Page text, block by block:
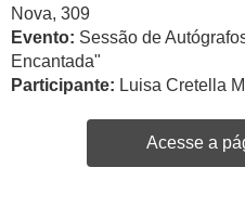
Nova, 309
Evento: Sessão de
Encantada"
Participante: Luisa Cretella
Acesse a